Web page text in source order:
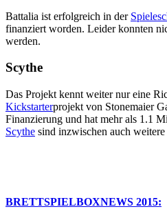
Battalia ist erfolgreich in der
finanziert worden. Leider konnten
werden.
Scythe
Das Projekt kennt weiter nur eine
Kickstarterprojekt von Stonemaier
Finanzierung und hat mehr als 1.1
Scythe sind inzwischen auch
BRETTSPIELBOXNEWS 2015: